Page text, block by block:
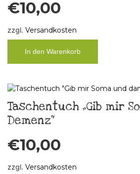
€10,00
zzgl. Versandkosten
In den Warenkorb
Taschentuch „Gib mir
Demenz“
€10,00
zzgl. Versandkosten